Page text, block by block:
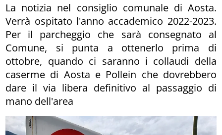
La notizia nel consiglio comunale di Aosta.
Verrà ospitato l'anno accademico 2022-2023.
Per il parcheggio che sarà consegnato al
Comune, si punta a ottenerlo prima di
ottobre, quando ci saranno i collaudi della
caserme di Aosta e Pollein che dovrebbero
dare il via libera definitivo al passaggio di
mano dell'area